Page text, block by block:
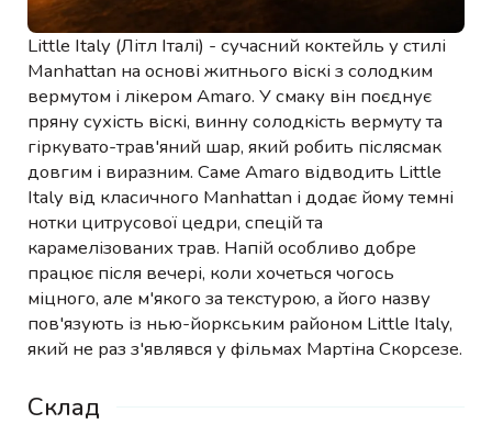
Little Italy (Літл Італі) - сучасний коктейль у стилі
Manhattan на основі житнього віскі з солодким
вермутом і лікером Amaro. У смаку він поєднує
пряну сухість віскі, винну солодкість вермуту та
гіркувато-трав'яний шар, який робить післясмак
довгим і виразним. Саме Amaro відводить Little
Italy від класичного Manhattan і додає йому темні
нотки цитрусової цедри, спецій та
карамелізованих трав. Напій особливо добре
працює після вечері, коли хочеться чогось
міцного, але м'якого за текстурою, а його назву
пов'язують із нью-йоркським районом Little Italy,
який не раз з'являвся у фільмах Мартіна Скорсезе.
Склад